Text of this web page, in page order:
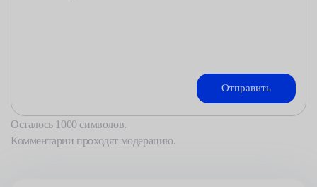
Осталось 1000 символов.
Комментарии проходят модерацию.